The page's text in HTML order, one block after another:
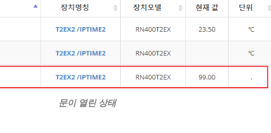
문이 열린 상태